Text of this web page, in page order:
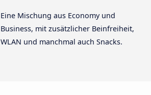
Eine Mischung aus Economy und
Business, mit zusätzlicher Beinfreiheit,
WLAN und manchmal auch Snacks.